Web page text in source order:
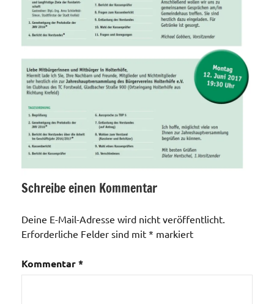
Schreibe einen Kommentar
Deine E-Mail-Adresse wird nicht veröffentlicht.
Erforderliche Felder sind mit * markiert
Kommentar*